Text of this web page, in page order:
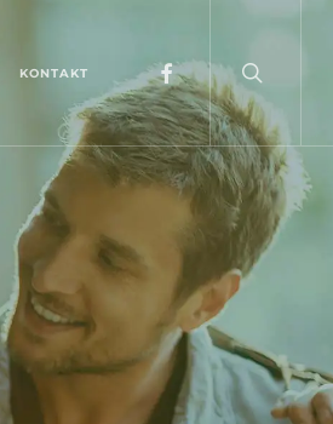
KONTAKT FACEBOOK